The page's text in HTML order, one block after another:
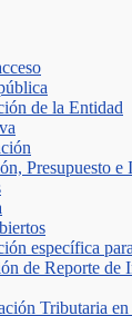
de la Entidad
Presupuesto e
específica
de Reporte de
Tributaria